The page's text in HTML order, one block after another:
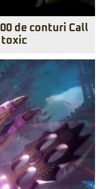
de conturi Call
toxic